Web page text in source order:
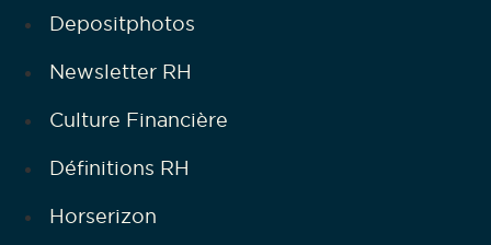
Depositphotos
Newsletter RH
Culture Financière
Définitions RH
Horserizon